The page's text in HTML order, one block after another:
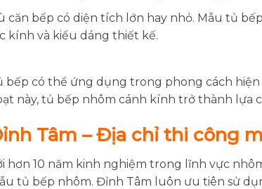
căn bếp có diện tích lớn hay nhỏ. Mẫu tủ
kính và kiểu dáng thiết kế.
bếp có thể ứng dụng trong phong cách
này, tủ bếp nhôm cánh kính trở thành lựa
Tâm – Địa chỉ thi công
hơn 10 năm kinh nghiệm trong lĩnh vực
tủ bếp nhôm. Đỉnh Tâm luôn ưu tiên sử